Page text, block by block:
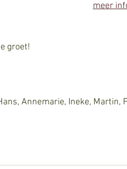
meer
groet!
Annemarie, Ineke, Martin,